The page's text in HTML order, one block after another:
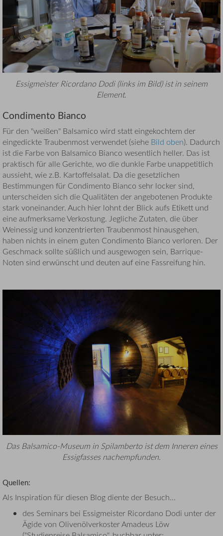
Essigmeister Ricordano Dodi (links im Bild) ist in seinem
Element.
Condimento Bianco
Für den "weißen" Balsamico wird statt eingekochtem der
eingedickte Traubenmost verwendet (siehe Bild oben). Dadurch
ist die Farbe von Balsamico Bianco wesentlich heller. Das ist
praktisch für alle Gerichte, wo die dunkle Farbe unappetitlich
aussieht, wie z.B. Kartoffelsalat. Da die gesetzlichen
Bestimmungen für Condimento Bianco sehr locker sind,
unterscheiden sich die Qualitäten der angebotenen Produkte
stark voneinander. Auch hier lohnt der Blick aufs Etikett und
eine aufmerksame Verkostung. Jegliche Zutaten, die über
Weinessig und konzentrierten Traubenmost hinausgehen,
haben nichts in einem guten Condimento Bianco verloren. Der
Geschmack sollte süßlich und ausgewogen sein, Barrique-
Noten sind erwünscht und deuten auf eine Fassreifung hin.
Das Balsamico-Museum in Spilamberto ist dem Inneren eines
Essigfasses nachempfunden.
Quellen:
Als Inspiration für diesen Blog diente der Besuch...
des Seminars bei Essigmeister Ricordano Dodi unter der
Ägide von Olivenölverkoster Amadeus Löw